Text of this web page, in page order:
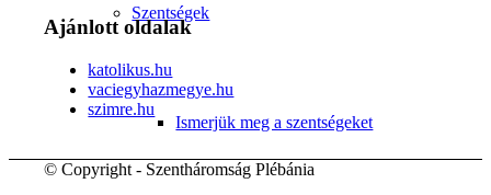
Szentségek
Ismerjük meg a szentségeket
Ajánlott oldalak
katolikus.hu
vaciegyhazmegye.hu
szimre.hu
© Copyright - Szentháromság Plébánia